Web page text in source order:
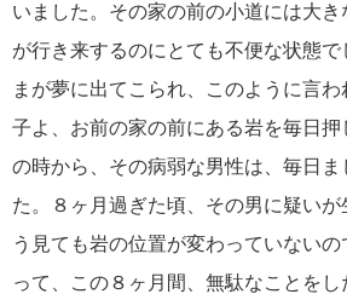
いました。その家の前の小道には大き
が行き来するのにとても不便な状態で
まが夢に出てこられ、このように言
子よ、お前の家の前にある岩を毎日
の時から、その病弱な男性は、毎日ま
た。８ヶ月過ぎた頃、その男に疑い
う見ても岩の位置が変わっていない
って、この８ヶ月間、無駄なことを